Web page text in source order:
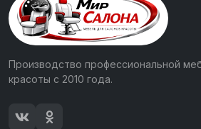
Производство профессиональной
красоты с 2010 года.